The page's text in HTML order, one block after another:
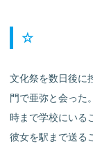
☆
文化祭を数日後に
門で亜弥と会った
時まで学校にいる
彼女を駅まで送る